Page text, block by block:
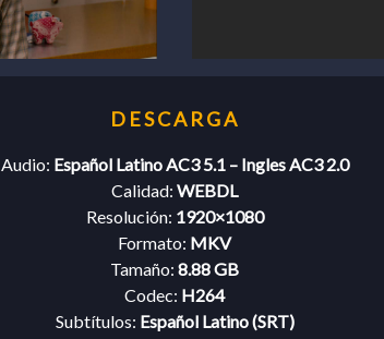
Audio: Español Latino AC3 5.1 – Ingles AC3 2.0
Calidad: WEBDL
Resolución: 1920×1080
Formato: MKV
Tamaño: 8.88 GB
Codec: H264
Subtítulos: Español Latino (SRT)